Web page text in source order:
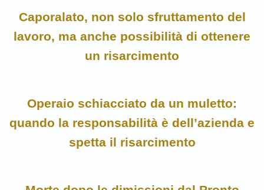
Caporalato, non solo sfruttamento del
lavoro, ma anche possibilità di ottenere
un risarcimento
Operaio schiacciato da un muletto:
quando la responsabilità è dell’azienda e
spetta il risarcimento